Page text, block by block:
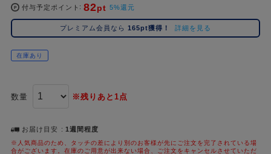
コ
レ
イ
ズ
注
ー
ー
ド
付与予定ポイント 82pt 5%還元
プレミアム会員なら 165pt獲得！ 詳細を見る
在庫あり
数量 ※残りあと1点
お届け目安 1週間程度
※人気商品のため、タッチの差により別のお客様が先にご注文を完了されている場
合がございます。在庫のご用意が出来ない場合、ご注文をキャンセルさせていただ